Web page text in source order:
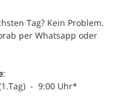
Tag? Kein Problem.
per Whatsapp oder
:
- 9:00 Uhr*